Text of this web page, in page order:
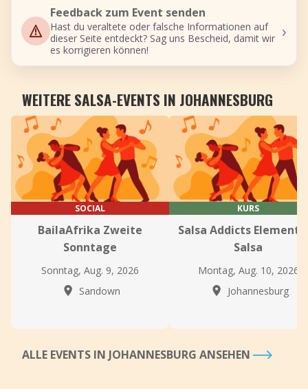
Feedback zum Event senden
Hast du veraltete oder falsche Informationen auf
dieser Seite entdeckt? Sag uns Bescheid, damit wir
es korrigieren können!
›
WEITERE SALSA-EVENTS IN JOHANNESBURG
SOCIAL
BailaAfrika Zweite
Sonntage
Sonntag, Aug. 9, 2026
Sandown
KURS
Salsa Addicts
Salsa
Montag, Aug. 10, 2026
Johannesburg
ALLE EVENTS IN JOHANNESBURG ANSEHEN